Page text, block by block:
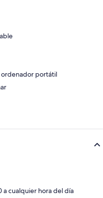
ordenador portátil
a cualquier hora del día